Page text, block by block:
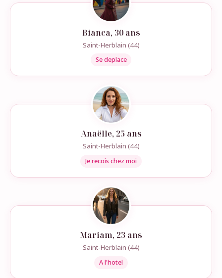
Bianca, 30 ans
Saint-Herblain (44)
Se deplace
Anaëlle, 25 ans
Saint-Herblain (44)
Je recois chez moi
Mariam, 23 ans
Saint-Herblain (44)
A l'hotel